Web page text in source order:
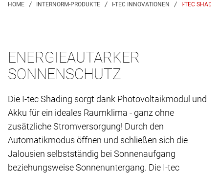
I-TEC
ENERGIEAUTARKER
SONNENSCHUTZ
Die I-tec Shading sorgt dank Photovoltaikmodul und
Akku für ein ideales Raumklima - ganz ohne
zusätzliche Stromversorgung! Durch den
Automatikmodus öffnen und schließen sich die
Jalousien selbstständig bei Sonnenaufgang
beziehungsweise Sonnenuntergang. Die I-tec